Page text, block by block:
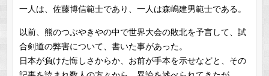
一人は、佐藤博信範士であり、一人は森嶋建男範士である。
以前、熊のつぶやきやの中で世界大会の敗北を予言して、試
合剣道の弊害について、書いた事があった。
日本が負けた悔しさからか、お前が手本を示せなどと、その